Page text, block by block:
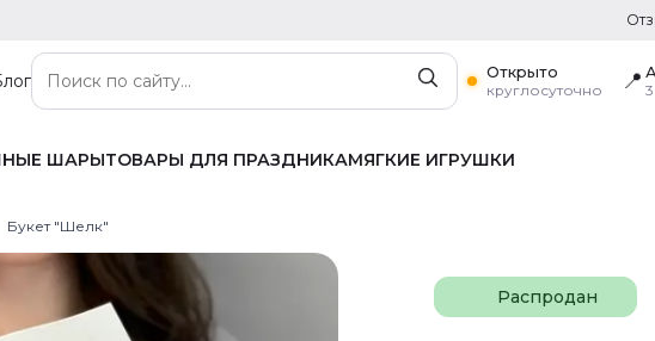
Открыто
круглосуточно
📍
ШАРЫТОВАРЫ ДЛЯ ПРАЗДНИКАМЯГКИЕ ИГРУШКИ
Букет "Шелк"
Распродан